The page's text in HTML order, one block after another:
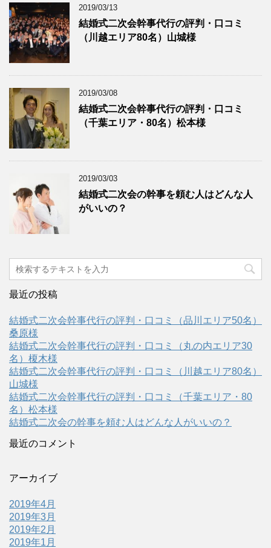
2019/03/13
結婚式二次会幹事代行の評判・口コミ
（川越エリア80名）山城様
2019/03/08
結婚式二次会幹事代行の評判・口コミ
（千葉エリア・80名）松本様
2019/03/03
結婚式二次会の幹事を頼む人はどんな人
がいいの？
最近の投稿
結婚式二次会幹事代行の評判・口コミ（品川エリア50名）
桑原様
結婚式二次会幹事代行の評判・口コミ（丸の内エリア30
名）榎木様
結婚式二次会幹事代行の評判・口コミ（川越エリア80名）
山城様
結婚式二次会幹事代行の評判・口コミ（千葉エリア・80
名）松本様
結婚式二次会の幹事を頼む人はどんな人がいいの？
最近のコメント
アーカイブ
2019年4月
2019年3月
2019年2月
2019年1月